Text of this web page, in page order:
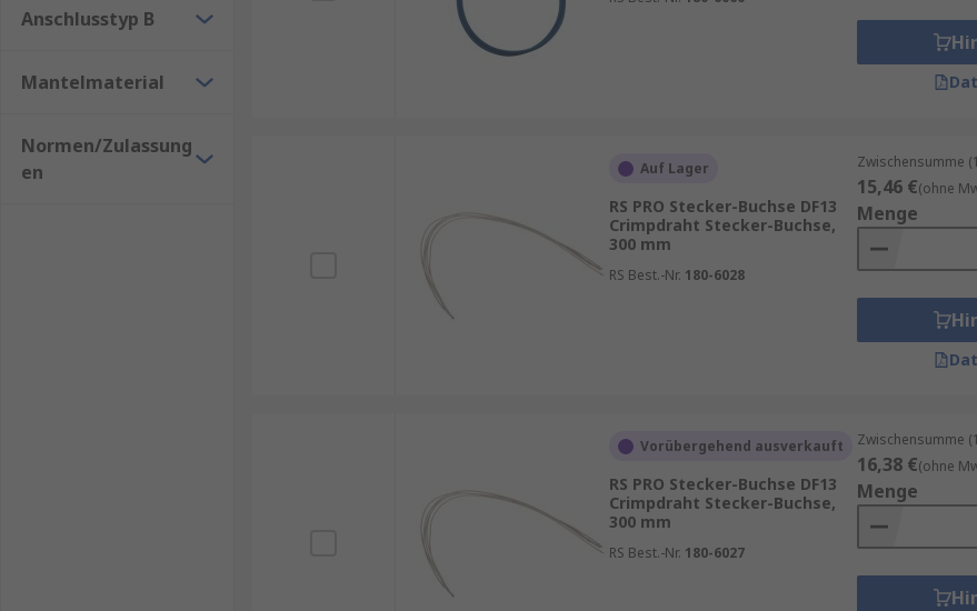
Anschlusstyp B
Mantelmaterial
Normen/Zulassung
en
Auf Lager
RS PRO Stecker-Buchse DF13
Crimpdraht Stecker-Buchse,
300 mm
RS Best.-Nr. 180-6028
Zwischensumme
15,46 €(ohne
Menge
Vorübergehend ausverkauft
RS PRO Stecker-Buchse DF13
Crimpdraht Stecker-Buchse,
300 mm
RS Best.-Nr. 180-6027
Zwischensumme
16,38 €(ohne
Menge